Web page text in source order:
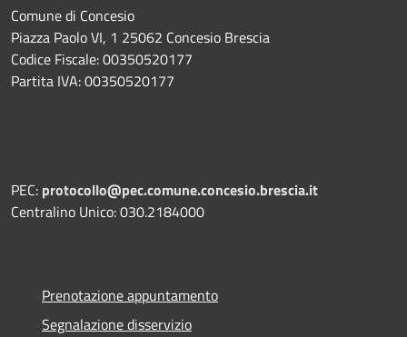
Comune di Concesio
Piazza Paolo VI, 1 25062 Concesio Brescia
Codice Fiscale: 00350520177
Partita IVA: 00350520177
PEC: protocollo@pec.comune.concesio.brescia.it
Centralino Unico: 030.2184000
Prenotazione appuntamento
Segnalazione disservizio